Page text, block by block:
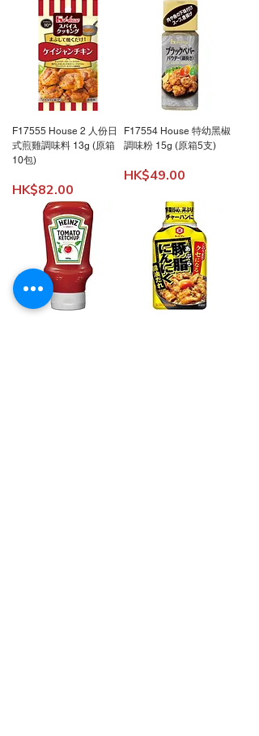
F17555 House 2 人份日
式煎雞調味料 13g (原箱
10包)
價格
HK$82.00
F17554 House 特幼黑椒
調味粉 15g (原箱5支)
價格
HK$49.00